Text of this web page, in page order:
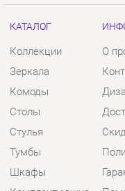
Тумбы
Шкафы
Комплектующие
КОНТАКТЫ
Шоурум и склад
Адрес: г. Екатеринбург,